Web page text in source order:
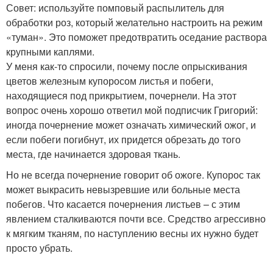
Совет: используйте помповый распылитель для
обработки роз, который желательно настроить на режим
«туман». Это поможет предотвратить оседание раствора
крупными каплями.
У меня как-то спросили, почему после опрыскивания
цветов железным купоросом листья и побеги,
находящиеся под прикрытием, почернели. На этот
вопрос очень хорошо ответил мой подписчик Григорий:
иногда почернение может означать химический ожог, и
если побеги погибнут, их придется обрезать до того
места, где начинается здоровая ткань.
Но не всегда почернение говорит об ожоге. Купорос так
может выкрасить невызревшие или больные места
побегов. Что касается почернения листьев – с этим
явлением сталкиваются почти все. Средство агрессивно
к мягким тканям, по наступлению весны их нужно будет
просто убрать.